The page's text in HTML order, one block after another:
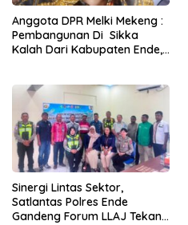
Anggota DPR Melki Mekeng :
Pembangunan Di Sikka
Kalah Dari Kabupaten Ende,
Sinergi Lintas Sektor,
Satlantas Polres Ende
Gandeng Forum LLAJ Tekan